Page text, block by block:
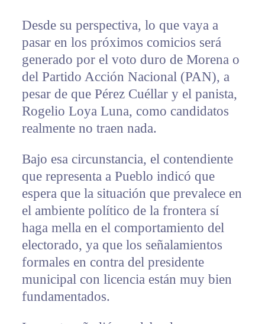
Desde su perspectiva, lo que vaya a
pasar en los próximos comicios será
generado por el voto duro de Morena o
del Partido Acción Nacional (PAN), a
pesar de que Pérez Cuéllar y el panista,
Rogelio Loya Luna, como candidatos
realmente no traen nada.
Bajo esa circunstancia, el contendiente
que representa a Pueblo indicó que
espera que la situación que prevalece en
el ambiente político de la frontera sí
haga mella en el comportamiento del
electorado, ya que los señalamientos
formales en contra del presidente
municipal con licencia están muy bien
fundamentados.